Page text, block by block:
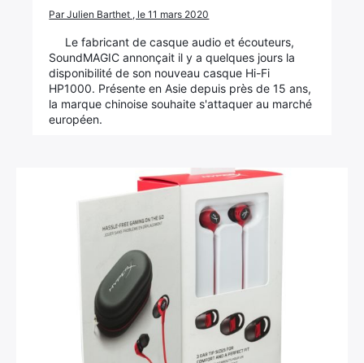
Par Julien Barthet , le 11 mars 2020
Le fabricant de casque audio et écouteurs,
SoundMAGIC annonçait il y a quelques jours la
disponibilité de son nouveau casque Hi-Fi
HP1000. Présente en Asie depuis près de 15 ans,
la marque chinoise souhaite s'attaquer au marché
européen.